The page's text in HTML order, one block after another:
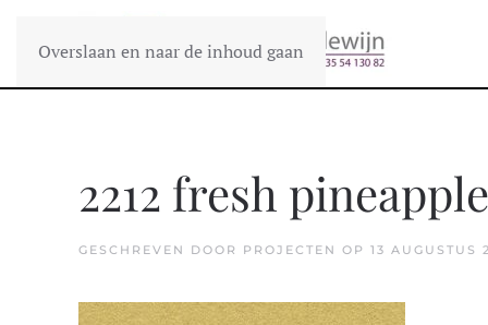
Overslaan en naar de inhoud gaan
2212 fresh pineapple
GESCHREVEN DOOR PROJECTEN OP 13 AUGUSTUS